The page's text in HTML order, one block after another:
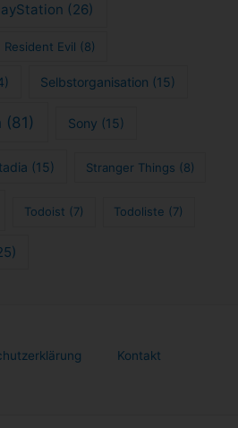
(26)
Resident Evil (8)
Selbstorganisation (15)
(81) Sony (15)
(15) Stranger Things (8)
Todoist (7) Todoliste (7)
Kontakt